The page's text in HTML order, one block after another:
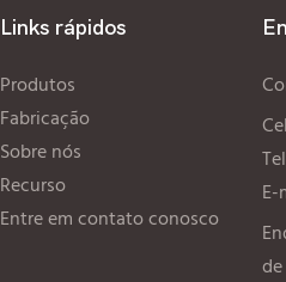
Links rápidos
Produtos
Fabricação
Sobre nós
Recurso
Entre em contato conosco